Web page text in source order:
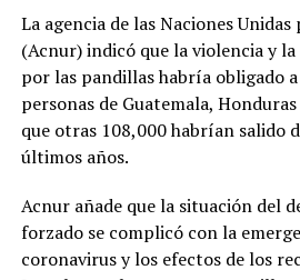
La agencia de las Naciones
(Acnur) indicó que la violencia y
por las pandillas habría obligado
personas de Guatemala,
que otras 108,000 habrían salido
últimos años.
Acnur añade que la situación del
forzado se complicó con la
coronavirus y los efectos de los